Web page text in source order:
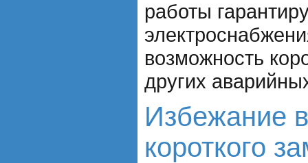
работы
возможность
других
Избежание
короткого